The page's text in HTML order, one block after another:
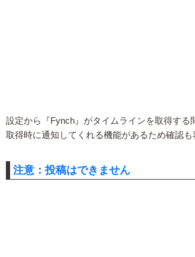
設定から『Fynch』がタイムラインを取得する
取得時に通知してくれる機能があるため確認
注意：投稿はできません